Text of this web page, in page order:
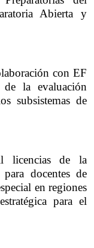
Abierta y
con EF
la evaluación
subsistemas de
licencias de la
docentes de
en regiones
para el